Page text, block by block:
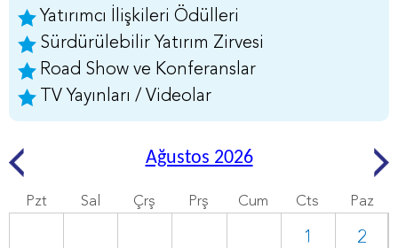
Yatırımcı İlişkileri Ödülleri
Sürdürülebilir Yatırım Zirvesi
Road Show ve Konferanslar
TV Yayınları / Videolar
Ağustos 2026
Pzt Sal Çrş Prş Cum Cts Paz
1 2